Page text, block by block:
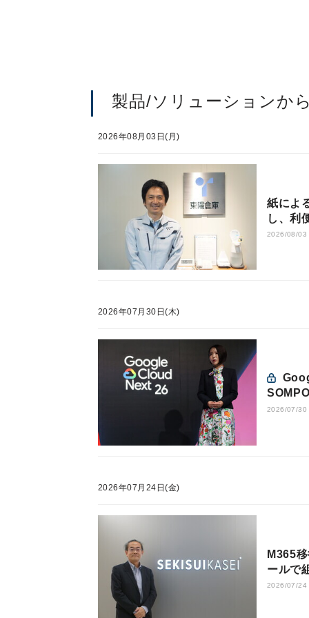
製品/ソリューションか
2026年08月03日(月)
紙によ
し、利
連会社
2026/08/03
2026年07月30日(木)
2026/07/30
2026年07月24日(金)
M365
ールで
2026/07/24